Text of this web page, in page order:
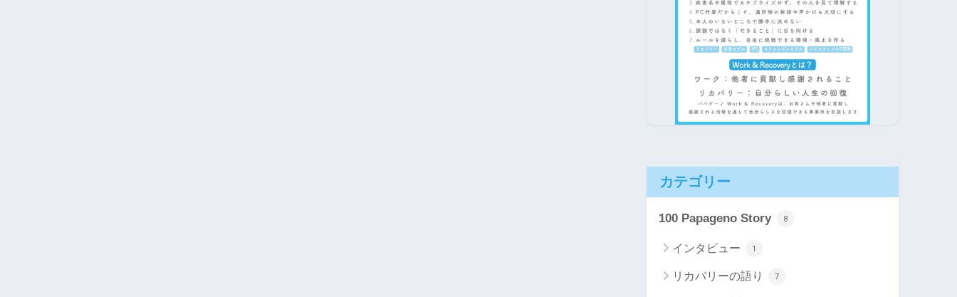
カテゴリー
100 Papageno Story 8
インタビュー 1
リカバリーの語り 7